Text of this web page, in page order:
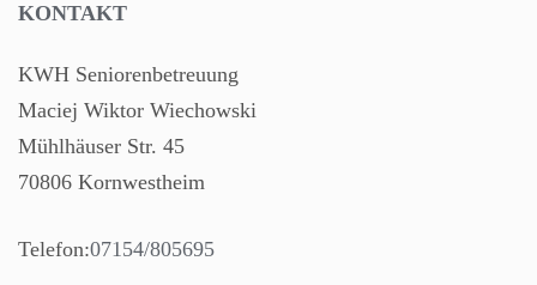
KONTAKT
KWH Seniorenbetreuung
Maciej Wiktor Wiechowski
Mühlhäuser Str. 45
70806 Kornwestheim
Telefon:07154/805695